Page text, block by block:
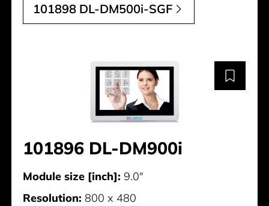
101898 DL-DM500i-SGF
101896 DL-DM900i
Module size [inch]: 9.0"
Resolution: 800 x 480